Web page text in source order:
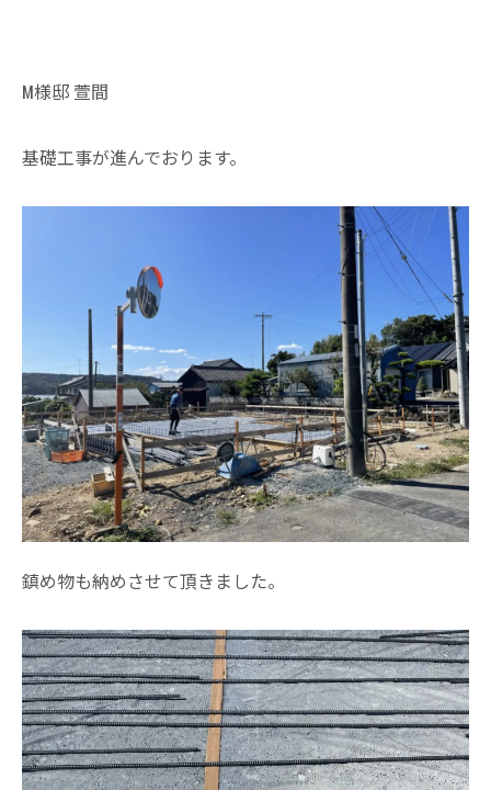
M様邸 萱間
基礎工事が進んでおります。
鎮め物も納めさせて頂きました。